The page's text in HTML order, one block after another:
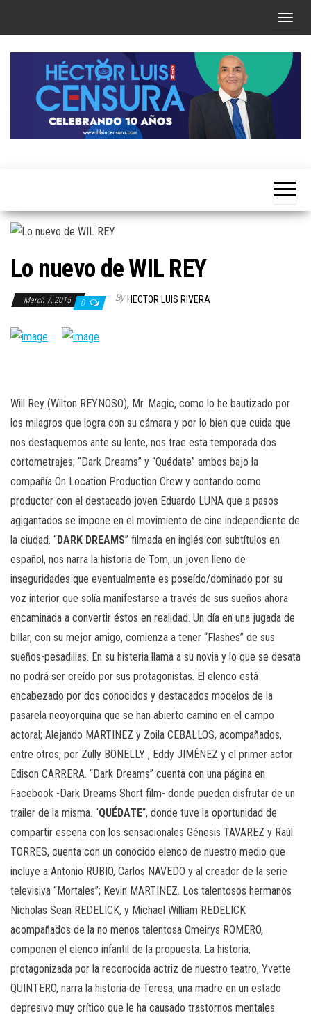
T
g
n
i
g
Lo nuevo de WIL REY
March 7, 2015 0 By HECTOR LUIS RIVERA
Will Rey (Wilton REYNOSO), Mr. Magic, como lo he bautizado por
los milagros que logra con su cámara y por lo bien que cuida que
nos destaquemos ante su lente, nos trae esta temporada dos
cortometrajes; “Dark Dreams” y “Quédate” ambos bajo la
compañía On Location Production Crew y contando como
productor con el destacado joven Eduardo LUNA que a pasos
agigantados se impone en el movimiento de cine independiente de
la ciudad. “DARK DREAMS” filmada en inglés con subtítulos en
español, nos narra la historia de Tom, un joven lleno de
inseguridades que eventualmente es poseído/dominado por su
voz interior que solía manifestarse a través de sus sueños ahora
encaminada a convertir éstos en realidad. Un día en una jugada de
billar, con su mejor amigo, comienza a tener “Flashes” de sus
sueños-pesadillas. En su histeria llama a su novia y lo que se desata
no podrá ser creído por sus protagonistas. El elenco está
encabezado por dos conocidos y destacados modelos de la
pasarela neoyorquina que se han abierto camino en el campo
actoral; Alejando MARTINEZ y Zoila CEBALLOS, acompañados,
entre otros, por Zully BONELLY , Eddy JIMÉNEZ y el primer actor
Edison CARRERA. “Dark Dreams” cuenta con una página en
Facebook -Dark Dreams Short film- donde pueden disfrutar de un
trailer de la misma. “QUÉDATE“, donde tuve la oportunidad de
compartir escena con los sensacionales Génesis TAVAREZ y Raúl
TORRES, cuenta con un conocido elenco de nuestro medio que
incluye a Antonio RUBIO, Carlos NAVEDO y al creador de la serie
televisiva “Mortales”; Kevin MARTINEZ. Los talentosos hermanos
Nicholas Sean REDELICK, y Michael William REDELICK
acompañados de la no menos talentosa Omeirys ROMERO,
componen el elenco infantil de la propuesta. La historia,
protagonizada por la reconocida actriz de nuestro teatro, Yvette
QUINTERO, narra la historia de Teresa, una madre en un estado
depresivo muy crítico que le ha causado trastornos mentales